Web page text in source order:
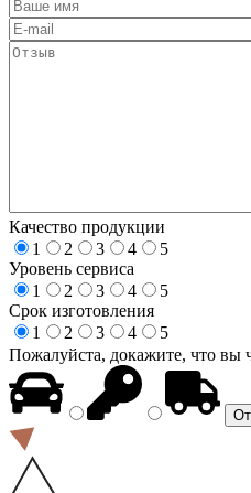
Качество продукции
1
2 3 4
5
Уровень сервиса
1
2 3 4
5
Срок изготовления
1
2 3 4
5
Пожалуйста, докажите, что вы